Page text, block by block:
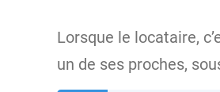
Lorsque le locataire,
un de ses proches,